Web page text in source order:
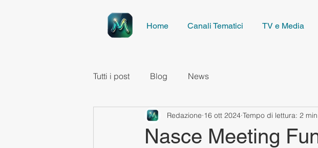
Home Canali Tematici TV e Media
Tutti i post Blog News
Nasce Meeting
Redazione 16 ott 2024 Tempo di lettura: 2 min